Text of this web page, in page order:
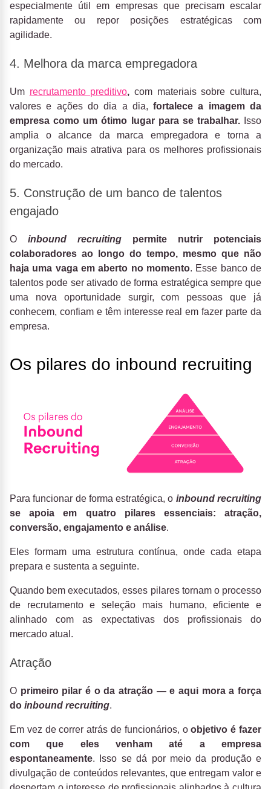
especialmente útil em empresas que precisam escalar
rapidamente ou repor posições estratégicas com
agilidade.
4. Melhora da marca empregadora
Um recrutamento preditivo, com materiais sobre cultura,
valores e ações do dia a dia,fortalece a imagem da
empresa como um ótimo lugar para se trabalhar. Isso
amplia o alcance da marca empregadora e torna a
organização mais atrativa para os melhores profissionais
do mercado.
5. Construção de um banco de talentos
engajado
O inbound recruiting permite nutrir potenciais
colaboradores ao longo do tempo, mesmo que não
haja uma vaga em aberto no momento. Esse banco de
talentos pode ser ativado de forma estratégica sempre que
uma nova oportunidade surgir, com pessoas que já
conhecem, confiam e têm interesse real em fazer parte da
empresa.
Os pilares do inbound recruiting
Para funcionar de forma estratégica, o inbound recruiting
se apoia em quatro pilares essenciais: atração,
conversão, engajamento e análise.
Eles formam uma estrutura contínua, onde cada etapa
prepara e sustenta a seguinte.
Quando bem executados, esses pilares tornam o processo
de recrutamento e seleção mais humano, eficiente e
alinhado com as expectativas dos profissionais do
mercado atual.
Atração
O primeiro pilar é o da atração — e aqui mora a força
do inbound recruiting.
Em vez de correr atrás de funcionários, oobjetivo é fazer
com que eles venham até a empresa
espontaneamente. Isso se dá por meio da produção e
divulgação de conteúdos relevantes, que entregam valor e